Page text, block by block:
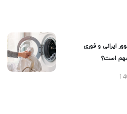
ایرانی و فوری
مهم است؟